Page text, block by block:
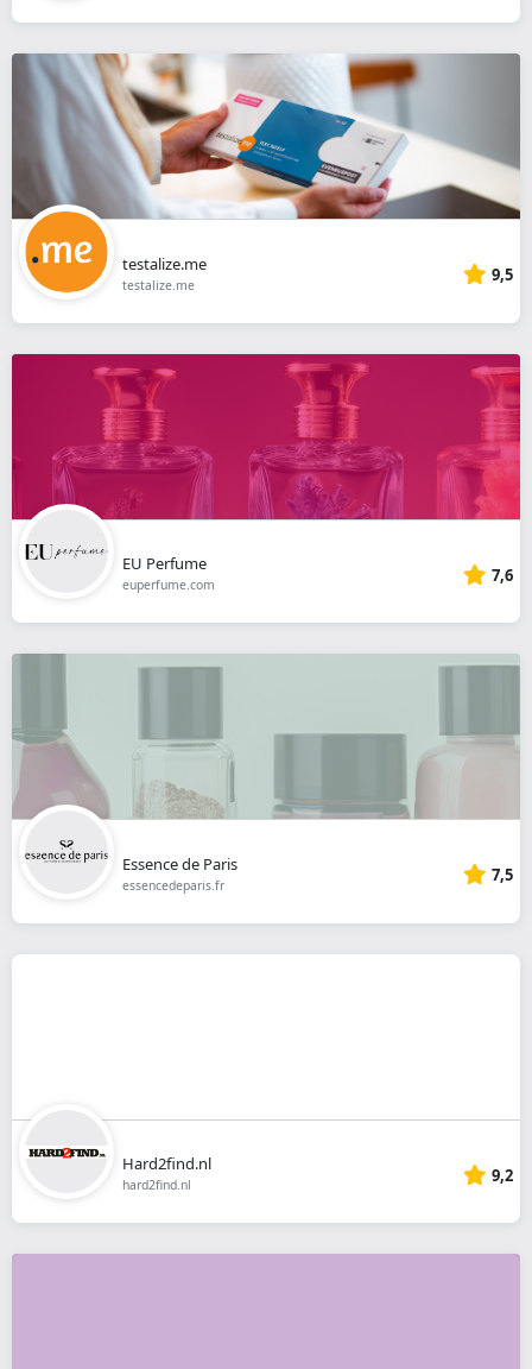
testalize.me
testalize.me 9,5
EU Perfume
euperfume.com 7,6
Essence de Paris
essencedeparis.fr 7,5
Hard2find.nl
hard2find.nl 9,2